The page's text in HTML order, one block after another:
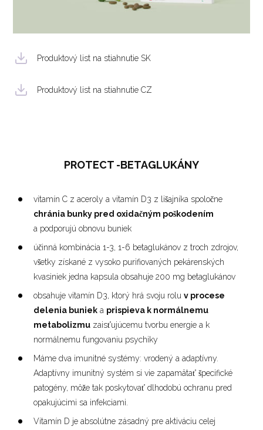
Produktový list na stiahnutie SK
Produktový list na stiahnutie CZ
PROTECT -BETAGLUKÁNY
vitamín C z aceroly a vitamín D3 z lišajníka spoločne
chránia bunky pred oxidačným poškodením
a podporujú obnovu buniek
účinná kombinácia 1-3, 1-6 betaglukánov z troch zdrojov,
všetky získané z vysoko purifiovaných pekárenských
kvasiniek jedna kapsula obsahuje 200 mg betaglukánov
obsahuje vitamín D3, ktorý hrá svoju roluv procese
delenia buniek a prispieva k normálnemu
metabolizmu zaisťujúcemu tvorbu energie a k
normálnemu fungovaniu psychiky
Máme dva imunitné systémy: vrodený a adaptívny.
Adaptívny imunitný systém si vie zapamätať špecifické
patogény, môže tak poskytovať dlhodobú ochranu pred
opakujúcimi sa infekciami.
Vitamín D je absolútne zásadný pre aktiváciu celej